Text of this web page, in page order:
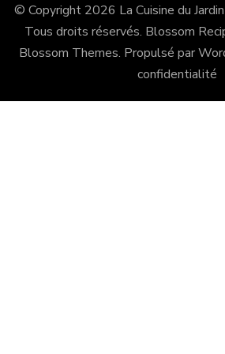
© Copyright 2026 La Cuisine du
Tous droits réservés. Blossom
Blossom Themes. Propulsé par
confidentialité